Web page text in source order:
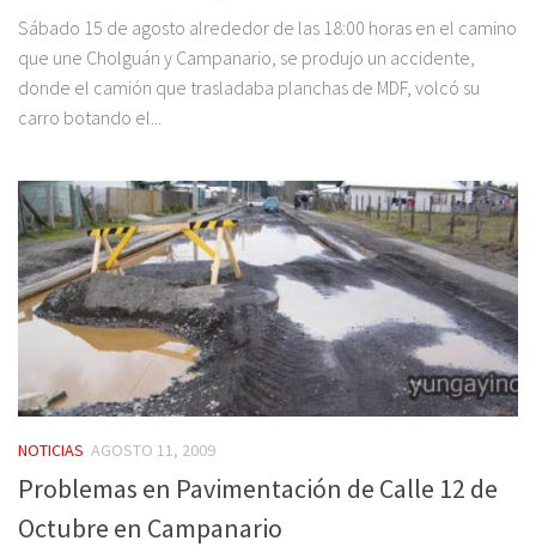
Sábado 15 de agosto alrededor de las 18:00 horas en el camino
que une Cholguán y Campanario, se produjo un accidente,
donde el camión que trasladaba planchas de MDF, volcó su
carro botando el...
NOTICIAS AGOSTO 11, 2009
Problemas en Pavimentación de Calle 12 de
Octubre en Campanario